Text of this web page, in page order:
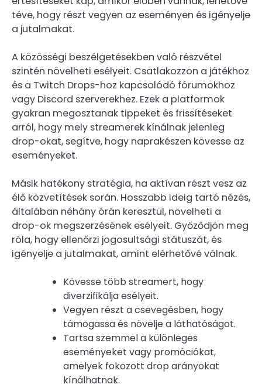
téve, hogy részt vegyen az eseményen és igényelje
a jutalmakat.
A közösségi beszélgetésekben való részvétel
szintén növelheti esélyeit. Csatlakozzon a játékhoz
és a Twitch Drops-hoz kapcsolódó fórumokhoz
vagy Discord szerverekhez. Ezek a platformok
gyakran megosztanak tippeket és frissítéseket
arról, hogy mely streamerek kínálnak jelenleg
drop-okat, segítve, hogy naprakészen kövesse az
eseményeket.
Másik hatékony stratégia, ha aktívan részt vesz az
élő közvetítések során. Hosszabb ideig tartó nézés,
általában néhány órán keresztül, növelheti a
drop-ok megszerzésének esélyeit. Győződjön meg
róla, hogy ellenőrzi jogosultsági státuszát, és
igényelje a jutalmakat, amint elérhetővé válnak.
Kövesse több streamert, hogy
diverzifikálja esélyeit.
Vegyen részt a csevegésben, hogy
támogassa és növelje a láthatóságot.
Tartsa szemmel a különleges
eseményeket vagy promóciókat,
amelyek fokozott drop arányokat
kínálhatnak.